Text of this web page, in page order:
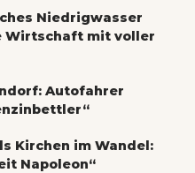
Niedrigwasser
Wirtschaft mit voller
Autofahrer
Kirchen im Wandel:
Napoleon“